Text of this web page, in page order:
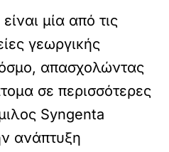
μία από τις
γεωργικής
απασχολώντας
σε περισσότερες
Syngenta
ανάπτυξη